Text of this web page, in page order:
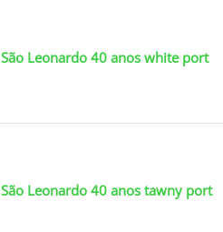
São Leonardo 40 anos white port
São Leonardo 40 anos tawny port